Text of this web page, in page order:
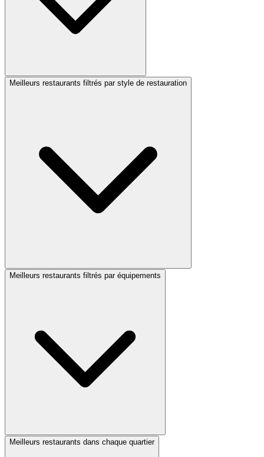
Meilleurs restaurants filtrés par style de restauration
Meilleurs restaurants filtrés par équipements
Meilleurs restaurants dans chaque quartier